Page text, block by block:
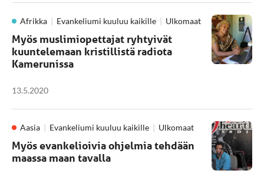
Afrikka Evankeliumi kuuluu kaikille Ulkomaat
Myös muslimiopettajat ryhtyivät
kuuntelemaan kristillistä radiota
Kamerunissa
13.5.2020
Aasia Evankeliumi kuuluu kaikille Ulkomaat
Myös evankelioivia ohjelmia tehdään
maassa maan tavalla